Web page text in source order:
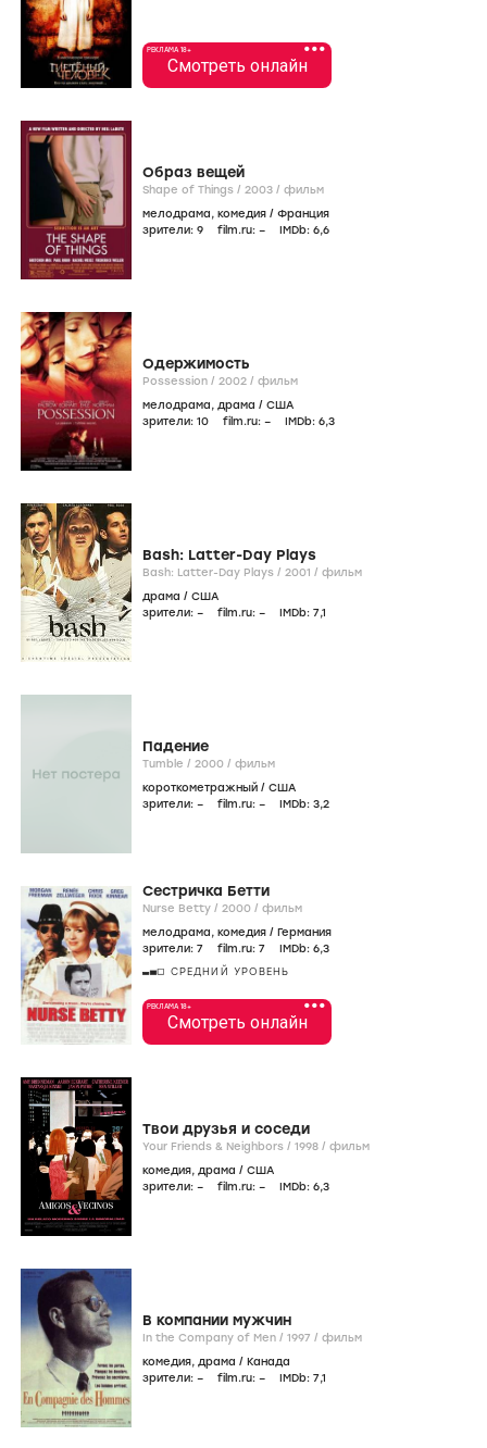
•••
РЕКЛАМА 18+
Смотреть онлайн
Образ вещей
Shape of Things / 2003 / фильм
мелодрама, комедия / Франция
зрители: 9 film.ru: – IMDb: 6,6
Одержимость
Possession / 2002 / фильм
мелодрама, драма / США
зрители: 10 film.ru: – IMDb: 6,3
Bash: Latter-Day Plays
Bash: Latter-Day Plays / 2001 / фильм
драма / США
зрители: – film.ru: – IMDb: 7,1
Падение
Tumble / 2000 / фильм
короткометражный / США
зрители: – film.ru: – IMDb: 3,2
Сестричка Бетти
Nurse Betty / 2000 / фильм
мелодрама, комедия / Германия
зрители: 7 film.ru: 7 IMDb: 6,3
СРЕДНИЙ УРОВЕНЬ
•••
РЕКЛАМА 18+
Смотреть онлайн
Твои друзья и соседи
Your Friends & Neighbors / 1998 / фильм
комедия, драма / США
зрители: – film.ru: – IMDb: 6,3
В компании мужчин
In the Company of Men / 1997 / фильм
комедия, драма / Канада
зрители: – film.ru: – IMDb: 7,1